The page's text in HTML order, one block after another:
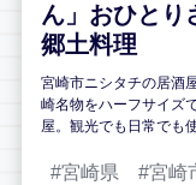
ん」おひとり
郷土料理
宮崎市ニシタチの居酒
崎名物をハーフサイズ
屋。観光でも日常でも
宮崎県 宮崎